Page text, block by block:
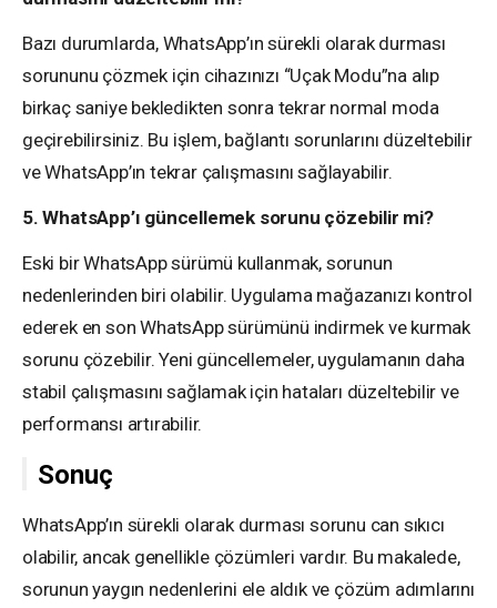
Bazı durumlarda, WhatsApp’ın sürekli olarak durması
sorununu çözmek için cihazınızı “Uçak Modu”na alıp
birkaç saniye bekledikten sonra tekrar normal moda
geçirebilirsiniz. Bu işlem, bağlantı sorunlarını düzeltebilir
ve WhatsApp’ın tekrar çalışmasını sağlayabilir.
5. WhatsApp’ı güncellemek sorunu çözebilir mi?
Eski bir WhatsApp sürümü kullanmak, sorunun
nedenlerinden biri olabilir. Uygulama mağazanızı kontrol
ederek en son WhatsApp sürümünü indirmek ve kurmak
sorunu çözebilir. Yeni güncellemeler, uygulamanın daha
stabil çalışmasını sağlamak için hataları düzeltebilir ve
performansı artırabilir.
Sonuç
WhatsApp’ın sürekli olarak durması sorunu can sıkıcı
olabilir, ancak genellikle çözümleri vardır. Bu makalede,
sorunun yaygın nedenlerini ele aldık ve çözüm adımlarını